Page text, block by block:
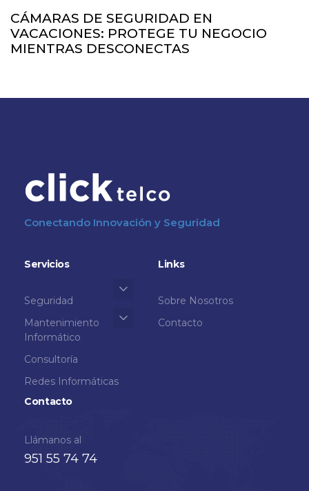
CÁMARAS DE SEGURIDAD EN
VACACIONES: PROTEGE TU NEGOCIO
MIENTRAS DESCONECTAS
Conectando Innovación y Seguridad
Servicios
Seguridad
Mantenimiento
Informático
Consultoría
Redes Informáticas
Links
Sobre Nosotros
Contacto
Contacto
Llámanos al
951 55 74 74